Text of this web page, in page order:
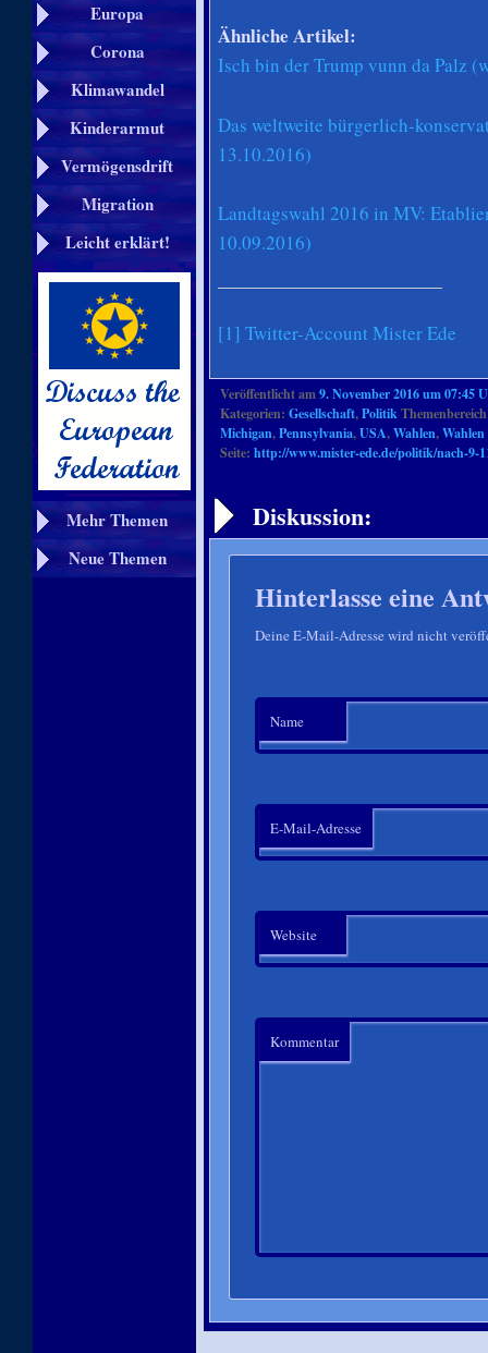
Europa
Corona
Klimawandel
Kinderarmut
Vermögensdrift
Migration
Leicht erklärt!
Mehr Themen
Neue Themen
Ähnliche Artikel:
Isch bin der Trump vunn da Palz
Das weltweite bürgerlich-
13.10.2016)
Landtagswahl 2016 in MV:
10.09.2016)
[1] Twitter-Account Mister Ede
Veröffentlicht am9. November 2016 um 07:45
Kategorien: Gesellschaft,Politik
Michigan,Pennsylvania,USA,Wahlen,
Seite: http://www.mister-ede.de/politik/nach-9-
Diskussion:
Hinterlasse eine
Deine E-Mail-Adresse wird nicht
Name
E-Mail-Adresse
Website
Kommentar